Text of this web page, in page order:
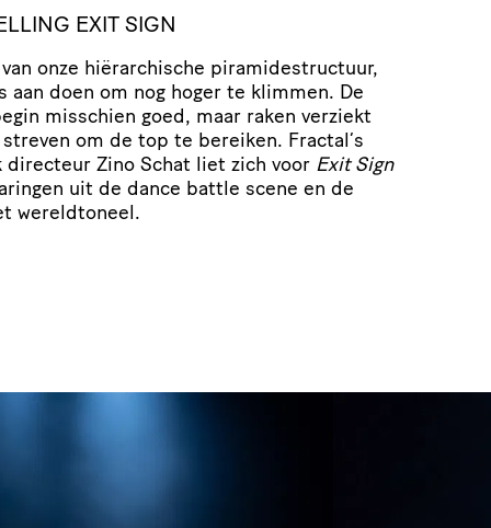
EXIT SIGN
onze hiërarchische piramidestructuur,
aan doen om nog hoger te klimmen. De
misschien goed, maar raken verziekt
om de top te bereiken. Fractal’s
Zino Schat liet zich voor Exit Sign
uit de dance battle scene en de
wereldtoneel.